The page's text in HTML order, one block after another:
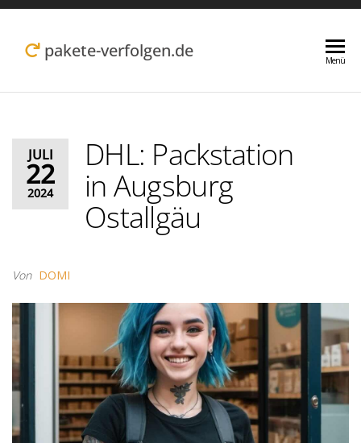
Zum
Inhalt pakete-verfolgen.de Menü
JULI
22
2024
DHL: Packstation
in Augsburg
Ostallgäu
Von DOMI